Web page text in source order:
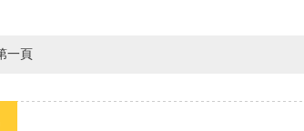
一頁